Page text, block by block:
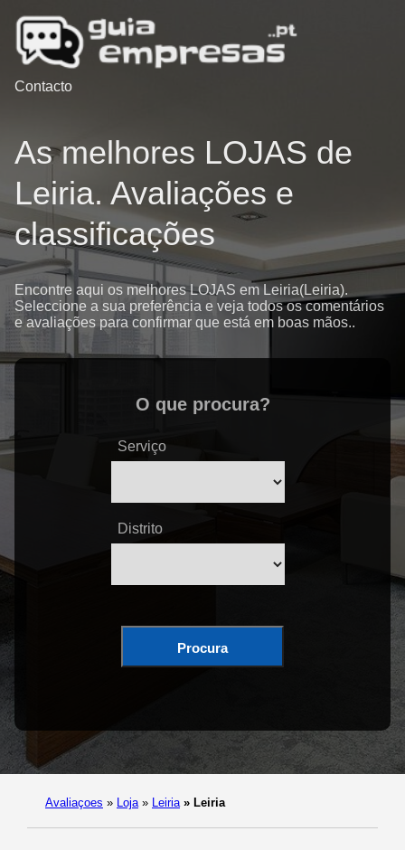
Contacto
As melhores LOJAS de
Leiria. Avaliações e
classificações
Encontre aqui os melhores LOJAS em Leiria(Leiria).
Seleccione a sua preferência e veja todos os comentários
e avaliações para confirmar que está em boas mãos..
O que procura?
Serviço
Distrito
Procura
Avaliaçoes » Loja » Leiria » Leiria